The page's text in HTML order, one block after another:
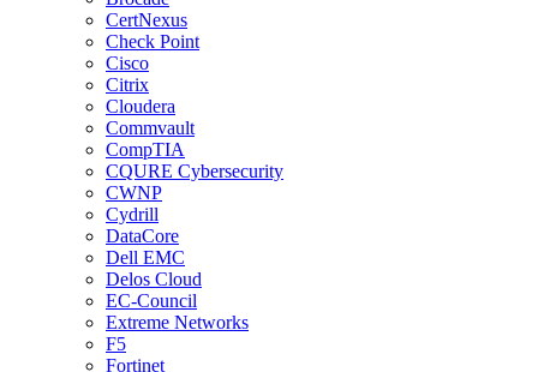
CertNexus
Check Point
Cisco
Citrix
Cloudera
Commvault
CompTIA
CQURE Cybersecurity
CWNP
Cydrill
DataCore
Dell EMC
Delos Cloud
EC-Council
Extreme Networks
F5
Fortinet